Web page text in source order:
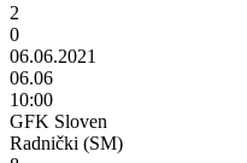
2
0
06.06.2021
06.06
10:00
GFK Sloven
Radnički (SM)